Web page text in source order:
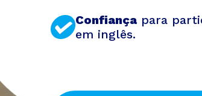
Confiançapara
em inglês.